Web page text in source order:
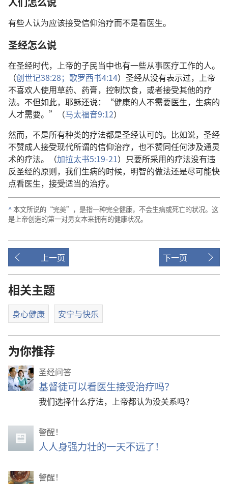
有些人认为应该接受信仰治疗而不是看医生。
圣经怎么说
在圣经时代，上帝的子民当中也有一些从事医疗工作的人。
（创世记38:28； 歌罗西书4:14）圣经从没有表示过，上帝
不喜欢人使用草药、药膏，控制饮食，或者接受其他的疗
法。不但如此，耶稣还说：“健康的人不需要医生，生病的
人才需要。”（马太福音9:12）
然而，不是所有种类的疗法都是圣经认可的。比如说，圣经
不赞成人接受现代所谓的信仰治疗，也不赞同任何涉及通灵
术的疗法。（加拉太书5:19-21）只要所采用的疗法没有违
反圣经的原则，我们生病的时候，明智的做法还是尽可能快
点看医生，接受适当的治疗。
^本文所说的“完美”，是指一种完全健康，不会生病或死亡的状况。这
是上帝创造的第一对男女本来拥有的健康状况。
上一页 下一页
相关主题
身心健康 安宁与快乐
为你推荐
圣经问答
基督徒可以看医生接受治疗吗？
我们选择什么疗法，上帝都认为没关系吗？
警醒！
人人身强力壮的一天不远了！
警醒！